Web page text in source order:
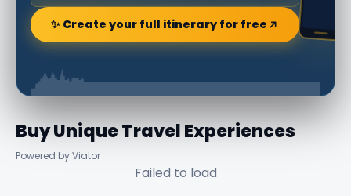
✨ Create your full itinerary for free
Buy Unique Travel Experiences
Powered by Viator
Failed to load